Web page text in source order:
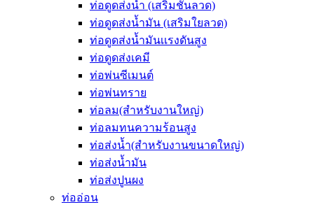
ท่อดูดส่งน้ำ (เสริมชั้นลวด)
ท่อดูดส่งน้ำมัน (เสริมใยลวด)
ท่อดูดส่งน้ำมันเเรงดันสูง
ท่อดูดส่งเคมี
ท่อพ่นซีเมนต์
ท่อพ่นทราย
ท่อลม(สำหรับงานใหญ่)
ท่อลมทนความร้อนสูง
ท่อส่งน้ำ(สำหรับงานขนาดใหญ่)
ท่อส่งน้ำมัน
ท่อส่งปูนผง
ท่ออ่อน